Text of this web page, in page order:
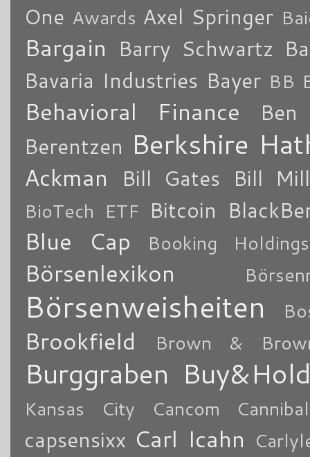
One Awards Axel Springer
Bargain Barry Schwartz
Bavaria Industries Bayer BB
Behavioral Finance
Berentzen Berkshire
Ackman Bill Gates Bill
BioTech ETF Bitcoin
Blue Cap Booking Holdings
Börsenlexikon
Börsenweisheiten
Brookfield Brown &
Burggraben
Kansas City Cancom Cannibal
capsensixx Carl Icahn